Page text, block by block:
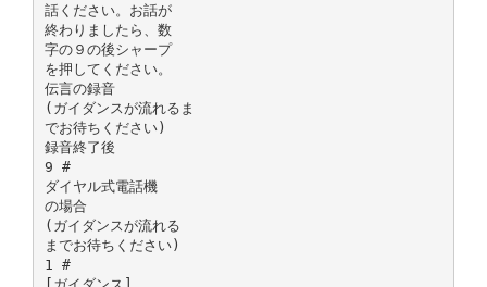
話ください。お話が
終わりましたら、数
字の９の後シャープ
を押してください。
伝言の録音
(ガイダンスが流れるま
でお待ちください)
録音終了後
9 #
ダイヤル式電話機
の場合
(ガイダンスが流れる
までお待ちください)
1 #
[ガイダンス]